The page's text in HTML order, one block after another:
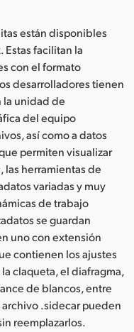
están disponibles
Estas facilitan la
con el formato
desarrolladores tienen
la unidad de
del equipo
así como a datos
permiten visualizar
las herramientas de
variadas y muy
de trabajo
se guardan
uno con extensión
contienen los ajustes
claqueta, el diafragma,
de blancos, entre
.sidecar pueden
reemplazarlos.